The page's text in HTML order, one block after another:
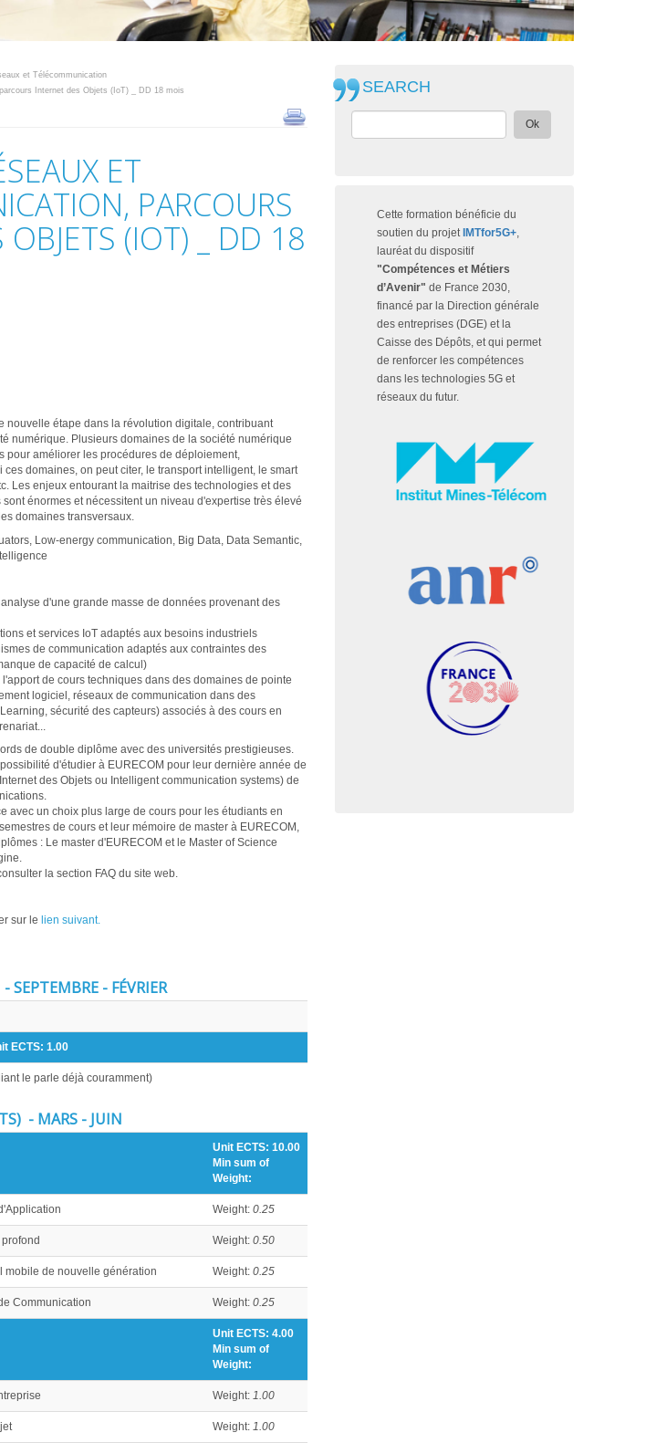
et Télécommunication
Internet des Objets (IoT) _ DD 18 mois
ET
PARCOURS
OBJETS (IOT) _ DD 18
nouvelle étape dans la révolution digitale, contribuant
numérique. Plusieurs domaines de la société numérique
pour améliorer les procédures de déploiement,
domaines, on peut citer, le transport intelligent, le smart
Les enjeux entourant la maitrise des technologies et des
énormes et nécessitent un niveau d'expertise très élevé
domaines transversaux.
Low-energy communication, Big Data, Data Semantic,
d'une grande masse de données provenant des
et services IoT adaptés aux besoins industriels
de communication adaptés aux contraintes des
de capacité de calcul)
de cours techniques dans des domaines de pointe
logiciel, réseaux de communication dans des
sécurité des capteurs) associés à des cours en
de double diplôme avec des universités prestigieuses.
d'étudier à EURECOM pour leur dernière année de
des Objets ou Intelligent communication systems) de
avec un choix plus large de cours pour les étudiants en
de cours et leur mémoire de master à EURECOM,
: Le master d'EURECOM et le Master of Science
la section FAQ du site web.
sur le lien suivant.
SEPTEMBRE - FÉVRIER
ECTS: 1.00
le parle déjà couramment)
- MARS - JUIN
Unit ECTS: 10.00
Min sum of
Weight:
Weight: 0.25
Weight: 0.50
mobile de nouvelle génération Weight: 0.25
Communication Weight: 0.25
Unit ECTS: 4.00
Min sum of
Weight:
Weight: 1.00
Weight: 1.00
SEARCH
Ok
Cette formation bénéficie du
soutien du projetIMTfor5G+,
lauréat du dispositif
"Compétences et Métiers
d’Avenir" de France 2030,
financé par la Direction générale
des entreprises (DGE) et la
Caisse des Dépôts, et qui permet
de renforcer les compétences
dans les technologies 5G et
réseaux du futur.